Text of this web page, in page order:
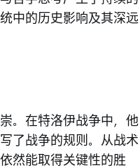
中的历史影响及其深远
。在特洛伊战争中，他
了战争的规则。从战术
然能取得关键性的胜